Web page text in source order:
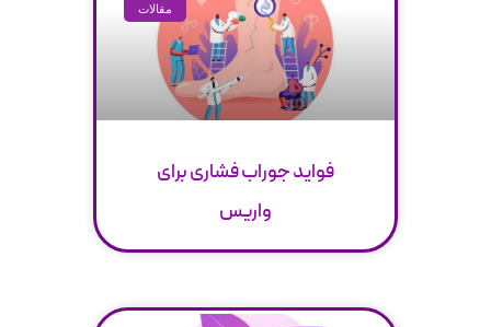
مقالات
فواید جوراب فشاری برای
واریس